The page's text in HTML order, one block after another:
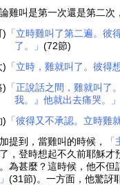
雞叫是第一次還是第二次
) 「立時雞叫了第二遍。
。」(72節)
) 「立時，雞就叫了。彼
) 「正說話之間，雞就叫
。』他就出去痛哭。
) 「彼得又不承認。立時雞
提到，當雞叫的時候，
，登時想起不久前耶穌才
為甚麼？這時候，他不但
(31節)。一方面，他驚訝